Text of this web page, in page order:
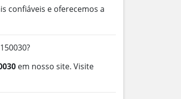
confiáveis e oferecemos a
em nosso site. Visite